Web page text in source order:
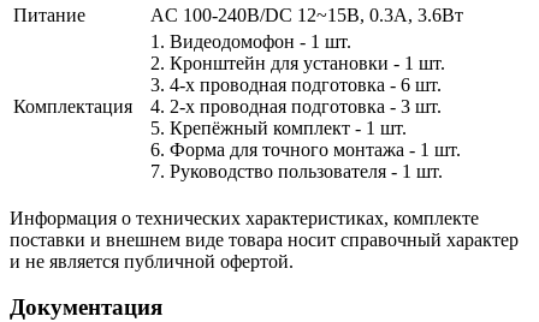
Питание
AC 100-240В/DC 12~15В, 0.3А, 3.6Вт
Комплектация
1. Видеодомофон - 1 шт.
2. Кронштейн для установки - 1 шт.
3. 4-х проводная подготовка - 6 шт.
4. 2-х проводная подготовка - 3 шт.
5. Крепёжный комплект - 1 шт.
6. Форма для точного монтажа - 1 шт.
7. Руководство пользователя - 1 шт.
Информация о технических характеристиках, комплекте
поставки и внешнем виде товара носит справочный характер
и не является публичной офертой.
Документация